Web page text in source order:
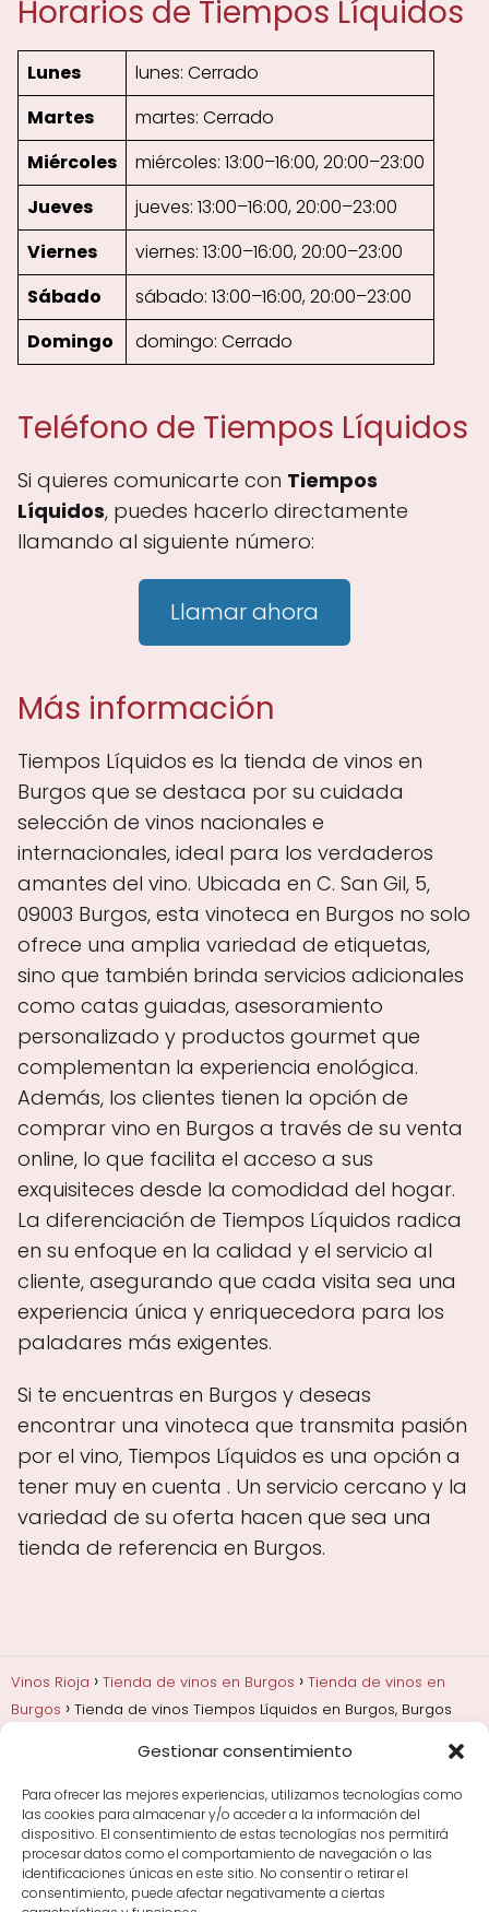
Gestionar consentimiento
Para ofrecer las mejores experiencias, utilizamos tecnologías como
las cookies para almacenar y/o acceder a la información del
dispositivo. El consentimiento de estas tecnologías nos permitirá
procesar datos como el comportamiento de navegación o las
identificaciones únicas en este sitio. No consentir o retirar el
consentimiento, puede afectar negativamente a ciertas
Horarios de Tiempos Líquidos
Lunes
lunes: Cerrado
Martes
martes: Cerrado
Miércoles
miércoles: 13:00–16:00, 20:00–23:00
Jueves
jueves: 13:00–16:00, 20:00–23:00
Viernes
viernes: 13:00–16:00, 20:00–23:00
Sábado
sábado: 13:00–16:00, 20:00–23:00
Domingo
domingo: Cerrado
Teléfono de Tiempos Líquidos
Si quieres comunicarte con Tiempos
Líquidos, puedes hacerlo directamente
llamando al siguiente número:
Llamar ahora
Más información
Tiempos Líquidos es la tienda de vinos en
Burgos que se destaca por su cuidada
selección de vinos nacionales e
internacionales, ideal para los verdaderos
amantes del vino. Ubicada en C. San Gil, 5,
09003 Burgos, esta vinoteca en Burgos no solo
ofrece una amplia variedad de etiquetas,
sino que también brinda servicios adicionales
como catas guiadas, asesoramiento
personalizado y productos gourmet que
complementan la experiencia enológica.
Además, los clientes tienen la opción de
comprar vino en Burgos a través de su venta
online, lo que facilita el acceso a sus
exquisiteces desde la comodidad del hogar.
La diferenciación de Tiempos Líquidos radica
en su enfoque en la calidad y el servicio al
cliente, asegurando que cada visita sea una
experiencia única y enriquecedora para los
paladares más exigentes.
Si te encuentras en Burgos y deseas
encontrar una vinoteca que transmita pasión
por el vino, Tiempos Líquidos es una opción a
tener muy en cuenta . Un servicio cercano y la
variedad de su oferta hacen que sea una
tienda de referencia en Burgos.
Vinos Rioja Tienda de vinos en Burgos
Tienda de vinos en
Burgos
Tienda de vinos Tiempos Líquidos en Burgos, Burgos
Añadas, crianza y guarda
Bodegas y marcas de
Comprar vino
Rioja y guías de regalo
Cultura del vino y
curiosidades
Enoturismo en Rioja
Maridajes y vino en la mesa
Tiendas de vino por